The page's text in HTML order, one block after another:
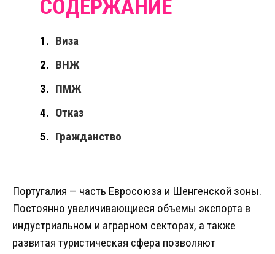
Виза
ВНЖ
ПМЖ
Отказ
Гражданство
Португалия — часть Евросоюза и Шенгенской зоны.
Постоянно увеличивающиеся объемы экспорта в
индустриальном и аграрном секторах, а также
развитая туристическая сфера позволяют